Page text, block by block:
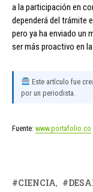
a la participación en
dependerá del trámite
pero ya ha enviado un
ser más proactivo en
Este artículo fue
por un periodista.
Fuente: www.portafolio.co
CIENCIA